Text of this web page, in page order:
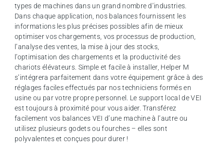
types de machines dans un grand nombre d’industries.
Dans chaque application, nos balances fournissent les
informations les plus précises possibles afin de mieux
optimiser vos chargements, vos processus de production,
l’analyse des ventes, la mise à jour des stocks,
l’optimisation des chargements et la productivité des
chariots élévateurs. Simple et facile à installer, Helper M
s’intégrera parfaitement dans votre équipement grâce à des
réglages faciles effectués par nos techniciens formés en
usine ou par votre propre personnel. Le support local de VEI
est toujours à proximité pour vous aider. Transférez
facilement vos balances VEI d’une machine à l’autre ou
utilisez plusieurs godets ou fourches – elles sont
polyvalentes et conçues pour durer !